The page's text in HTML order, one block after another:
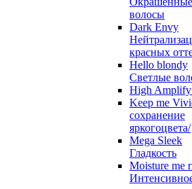
волосы
Dark Envy
красных
Hello blondy
Светлые
High
Keep me
сохранение
яркогоцвета/
Mega Sleek
Гладкость
Moisture me